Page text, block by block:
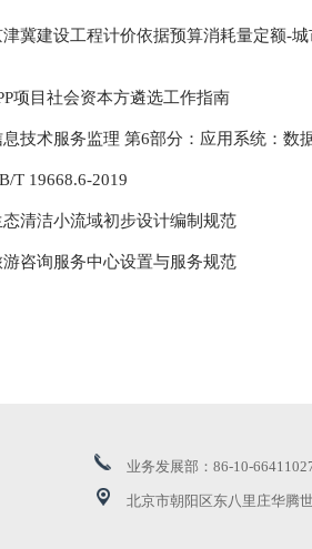
津冀建设工程计价依据预算消耗量定额-
项目社会资本方遴选工作指南
息技术服务监理 第6部分：应用系统：数
T 19668.6-2019
态清洁小流域初步设计编制规范
游咨询服务中心设置与服务规范
业务发展部：86-10-
北京市朝阳区东八里庄华腾